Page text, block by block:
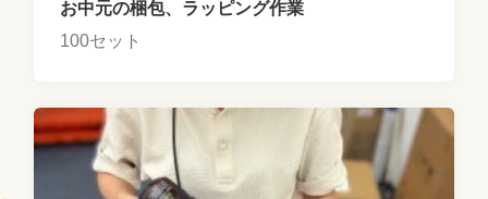
お中元の梱包、ラッピング作業
100セット